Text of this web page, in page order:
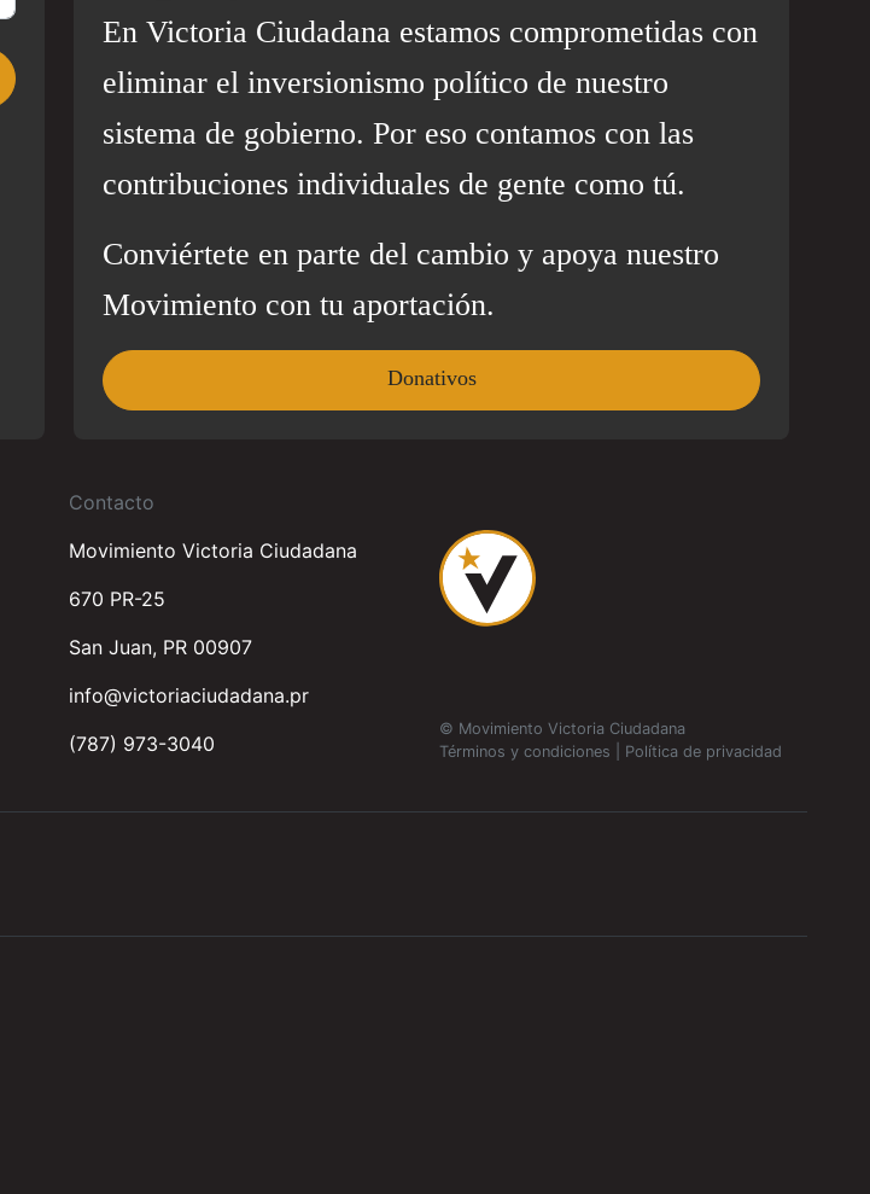
En Victoria Ciudadana estamos comprometidas con
eliminar el inversionismo político de nuestro
sistema de gobierno. Por eso contamos con las
contribuciones individuales de gente como tú.
Conviértete en parte del cambio y apoya nuestro
Movimiento con tu aportación.
Donativos
Contacto
Movimiento Victoria Ciudadana
670 PR-25
San Juan, PR 00907
info@victoriaciudadana.pr
(787) 973-3040
© Movimiento Victoria Ciudadana
Términos y condiciones
Política de privacidad